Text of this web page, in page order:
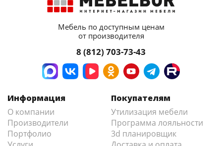
Мебель по доступным ценам
от производителя
8 (812) 703-73-43
Информация
О компании
Производители
Портфолио
Покупателям
Утилизация мебели
Программа лояльности
3d планировщик